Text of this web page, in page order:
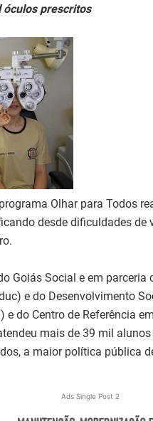
óculos prescritos
Olhar para Todos
desde dificuldades
Goiás Social e em
e do Desenvolvimento
e do Centro de Referência
mais de 39 mil
a maior política pública
Ads Single Post 2